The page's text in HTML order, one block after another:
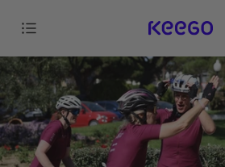
Navigation KEEGO